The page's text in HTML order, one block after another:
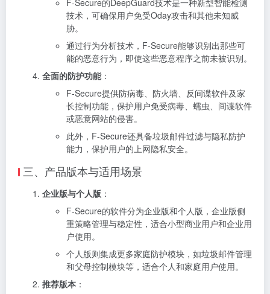
技术，可确保用户免受Oday攻击和其他未知威
胁。
通过行为分析技术，F-Secure能够识别出那些可
能的恶意行为，即使这些恶意程序之前未被识别。
全面的防护功能：
F-Secure提供防病毒、防火墙、反间谍软件及家
长控制功能，保护用户免受病毒、蠕虫、间谍软件
或恶意网站的侵害。
此外，F-Secure还具备垃圾邮件过滤与隐私防护
能力，保护用户的上网隐私安全。
三、产品版本与适用场景
企业版与个人版 ：
F-Secure的软件分为企业版和个人版，企业版侧
重策略管理与稳定性，适合小型商业用户和企业用
户使用。
个人版则集成更多家庭防护模块，如垃圾邮件管理
和父母控制模块等，适合个人和家庭用户使用。
推荐版本 ：